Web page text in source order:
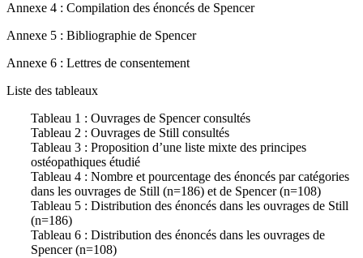
Annexe 4 : Compilation des énoncés de Spencer
Annexe 5 : Bibliographie de Spencer
Annexe 6 : Lettres de consentement
Liste des tableaux
Tableau 1 : Ouvrages de Spencer consultés
Tableau 2 : Ouvrages de Still consultés
Tableau 3 : Proposition d’une liste mixte des principes
ostéopathiques étudié
Tableau 4 : Nombre et pourcentage des énoncés par catégories
dans les ouvrages de Still (n=186) et de Spencer (n=108)
Tableau 5 : Distribution des énoncés dans les ouvrages de Still
(n=186)
Tableau 6 : Distribution des énoncés dans les ouvrages de
Spencer (n=108)